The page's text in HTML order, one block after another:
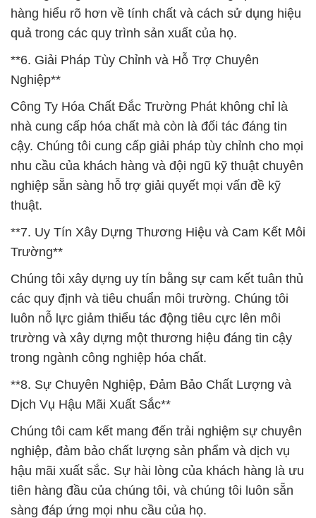
hàng hiểu rõ hơn về tính chất và cách sử dụng hiệu
quả trong các quy trình sản xuất của họ.
**6. Giải Pháp Tùy Chỉnh và Hỗ Trợ Chuyên
Nghiệp**
Công Ty Hóa Chất Đắc Trường Phát không chỉ là
nhà cung cấp hóa chất mà còn là đối tác đáng tin
cậy. Chúng tôi cung cấp giải pháp tùy chỉnh cho mọi
nhu cầu của khách hàng và đội ngũ kỹ thuật chuyên
nghiệp sẵn sàng hỗ trợ giải quyết mọi vấn đề kỹ
thuật.
**7. Uy Tín Xây Dựng Thương Hiệu và Cam Kết Môi
Trường**
Chúng tôi xây dựng uy tín bằng sự cam kết tuân thủ
các quy định và tiêu chuẩn môi trường. Chúng tôi
luôn nỗ lực giảm thiểu tác động tiêu cực lên môi
trường và xây dựng một thương hiệu đáng tin cậy
trong ngành công nghiệp hóa chất.
**8. Sự Chuyên Nghiệp, Đảm Bảo Chất Lượng và
Dịch Vụ Hậu Mãi Xuất Sắc**
Chúng tôi cam kết mang đến trải nghiệm sự chuyên
nghiệp, đảm bảo chất lượng sản phẩm và dịch vụ
hậu mãi xuất sắc. Sự hài lòng của khách hàng là ưu
tiên hàng đầu của chúng tôi, và chúng tôi luôn sẵn
sàng đáp ứng mọi nhu cầu của họ.